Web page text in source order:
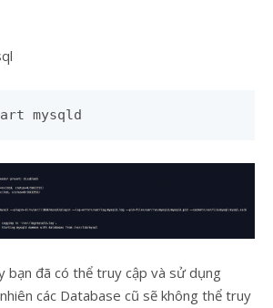
mysqld
bạn đã có thể truy cập và sử dụng
các Database cũ sẽ không thể truy